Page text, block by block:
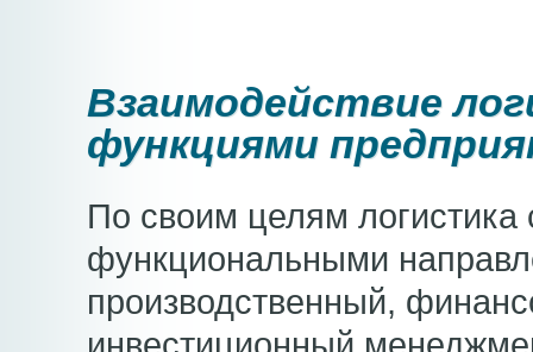
Взаимодействие
функциями
По своим целям логистика
функциональными
производственный,